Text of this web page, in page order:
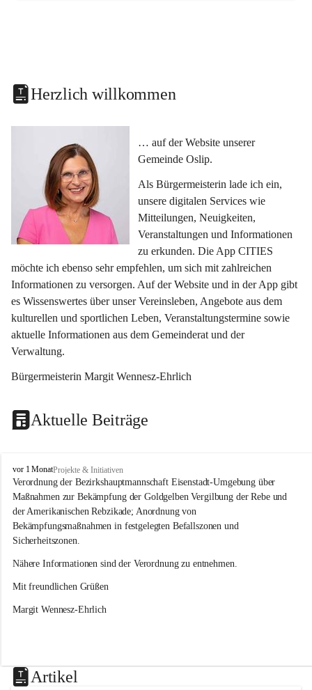
Herzlich willkommen
… auf der Website unserer
Gemeinde Oslip.
Als Bürgermeisterin lade ich ein,
unsere digitalen Services wie
Mitteilungen, Neuigkeiten,
Veranstaltungen und Informationen
zu erkunden. Die App CITIES
möchte ich ebenso sehr empfehlen, um sich mit zahlreichen
Informationen zu versorgen. Auf der Website und in der App gibt
es Wissenswertes über unser Vereinsleben, Angebote aus dem
kulturellen und sportlichen Leben, Veranstaltungstermine sowie
aktuelle Informationen aus dem Gemeinderat und der
Verwaltung.
Bürgermeisterin Margit Wennesz-Ehrlich
Aktuelle Beiträge
O
s
l
i
p
vor 1 MonatProjekte & Initiativen
Verordnung der Bezirkshauptmannschaft Eisenstadt-Umgebung über
Maßnahmen zur Bekämpfung der Goldgelben Vergilbung der Rebe und
der Amerikanischen Rebzikade; Anordnung von
Bekämpfungsmaßnahmen in festgelegten Befallszonen und
Sicherheitszonen.
Nähere Informationen sind der Verordnung zu entnehmen.
Mit freundlichen Grüßen
Margit Wennesz-Ehrlich
Artikel